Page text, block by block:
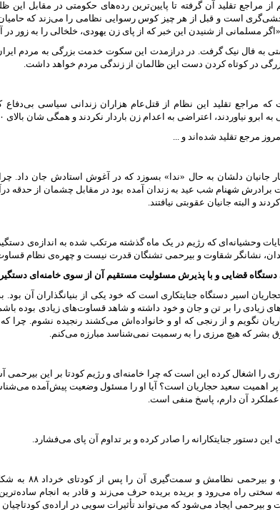
مراجع تقلید آن گرفته تا پایین‌ترین رده‌های حکومتی در مقابل
است و قبل از هر چیز کوس رسوایی نظامی را می‌زند که
مسلمانی از شنیدن این خبر که از پای زن یهودی، خلخالی را به زور در
به فال نیک گرفت. در درازمدت این سکوت خدمت بزرگی به مردم
در کوتاه کردن دست این ظالمان از زندگی مردم خواهد داشت.
که مراجع تقلید این نظام از قتل‌عام هزاران زندانی سیاسی بی‌دفاع
مرجع تقلید شده‌اند و ...
جانیان دلشان به حال «ندا» بسوزد که در آغوش استادش جان داد.
و البته جانیان عقوبتی نیافتند.
وحشیانه‌ای که رژیم در یک ماه گذشته مرتکب شده به اندازه‌ی
نشانگر شقاوت و بیرحمی تشنگان قدرت نیست و چهره‌ی نظام
دستگاه قضایی و با پذیرش مسئولیت مستقیم آن از سوی خامنه‌ای
اسیر دستگاه جنایتکاری است که خود یکی از بنیانگذاران آن
زیادی را بر تن و جان و خود داشته و شاهد قساوت‌های زیادی بوده
نگویم و از رنجی که او و خانواده‌اش می‌کشند رنجیده نشوم. چرا
بشر که هیچ مرزی را به رسمیت نمی‌شناسد مبارزه می‌کنم.
را اشغال کرده این است که چرا خامنه‌ای و رژیم کودتا بر این بیرحمی
اهمیت سعید حجاریان است؟ آیا او را مسئول وضعیت پیش‌آمده
آن دارم، پاسخ منفی است.
این دستور جنایتکارانه را صادر کرده و بر تداوم آن پای می‌فشارد.
۱- او می‌خواهد
سختی راه می‌رود و بریده بریده حرف می‌زند و قادر به انجام
ایجاد می‌شود که می‌تواند تأثیرات سویی در اراده‌ی کودتاچیان